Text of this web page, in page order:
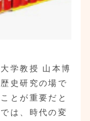
学教授 山本博
史研究の場で
とが重要だと
は、時代の変